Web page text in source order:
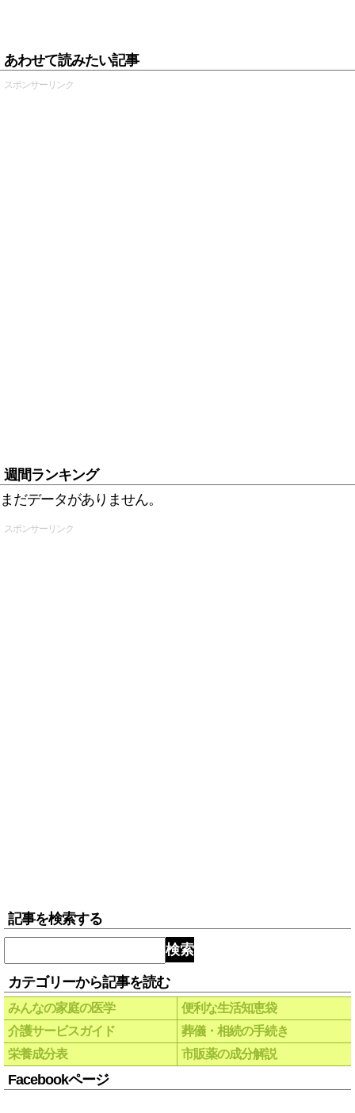
あわせて読みたい記事
スポンサーリンク
週間ランキング
まだデータがありません。
スポンサーリンク
記事を検索する
検索
カテゴリーから記事を読む
みんなの家庭の医学
便利な生活知恵袋
介護サービスガイド
葬儀・相続の手続き
栄養成分表
市販薬の成分解説
Facebookページ